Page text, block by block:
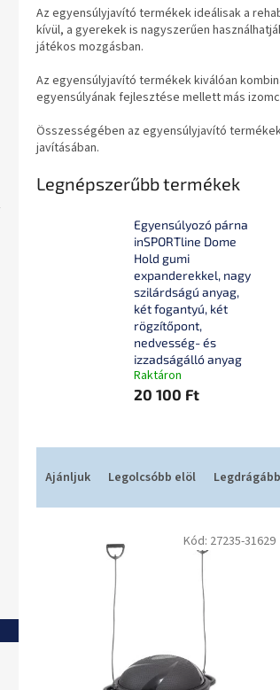
Az egyensúlyjavító termékek ideálisak a
kívül, a gyerekek is nagyszerűen
játékos mozgásban.
Az egyensúlyjavító termékek kiválóan
egyensúlyának fejlesztése mellett más
Összességében az egyensúlyjavító
javításában.
Legnépszerűbb termékek
Egyensúlyozó párna
inSPORTline Dome
Hold gumi
expanderekkel, nagy
szilárdságú anyag,
két fogantyú, két
rögzítőpont,
nedvesség- és
izzadságálló anyag
Raktáron
20 100 Ft
Ajánljuk Legolcsóbb elöl Legdrágább
Kód: 27235-31629